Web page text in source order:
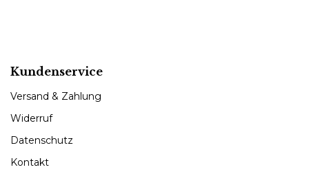
Kundenservice
Versand & Zahlung
Widerruf
Datenschutz
Kontakt